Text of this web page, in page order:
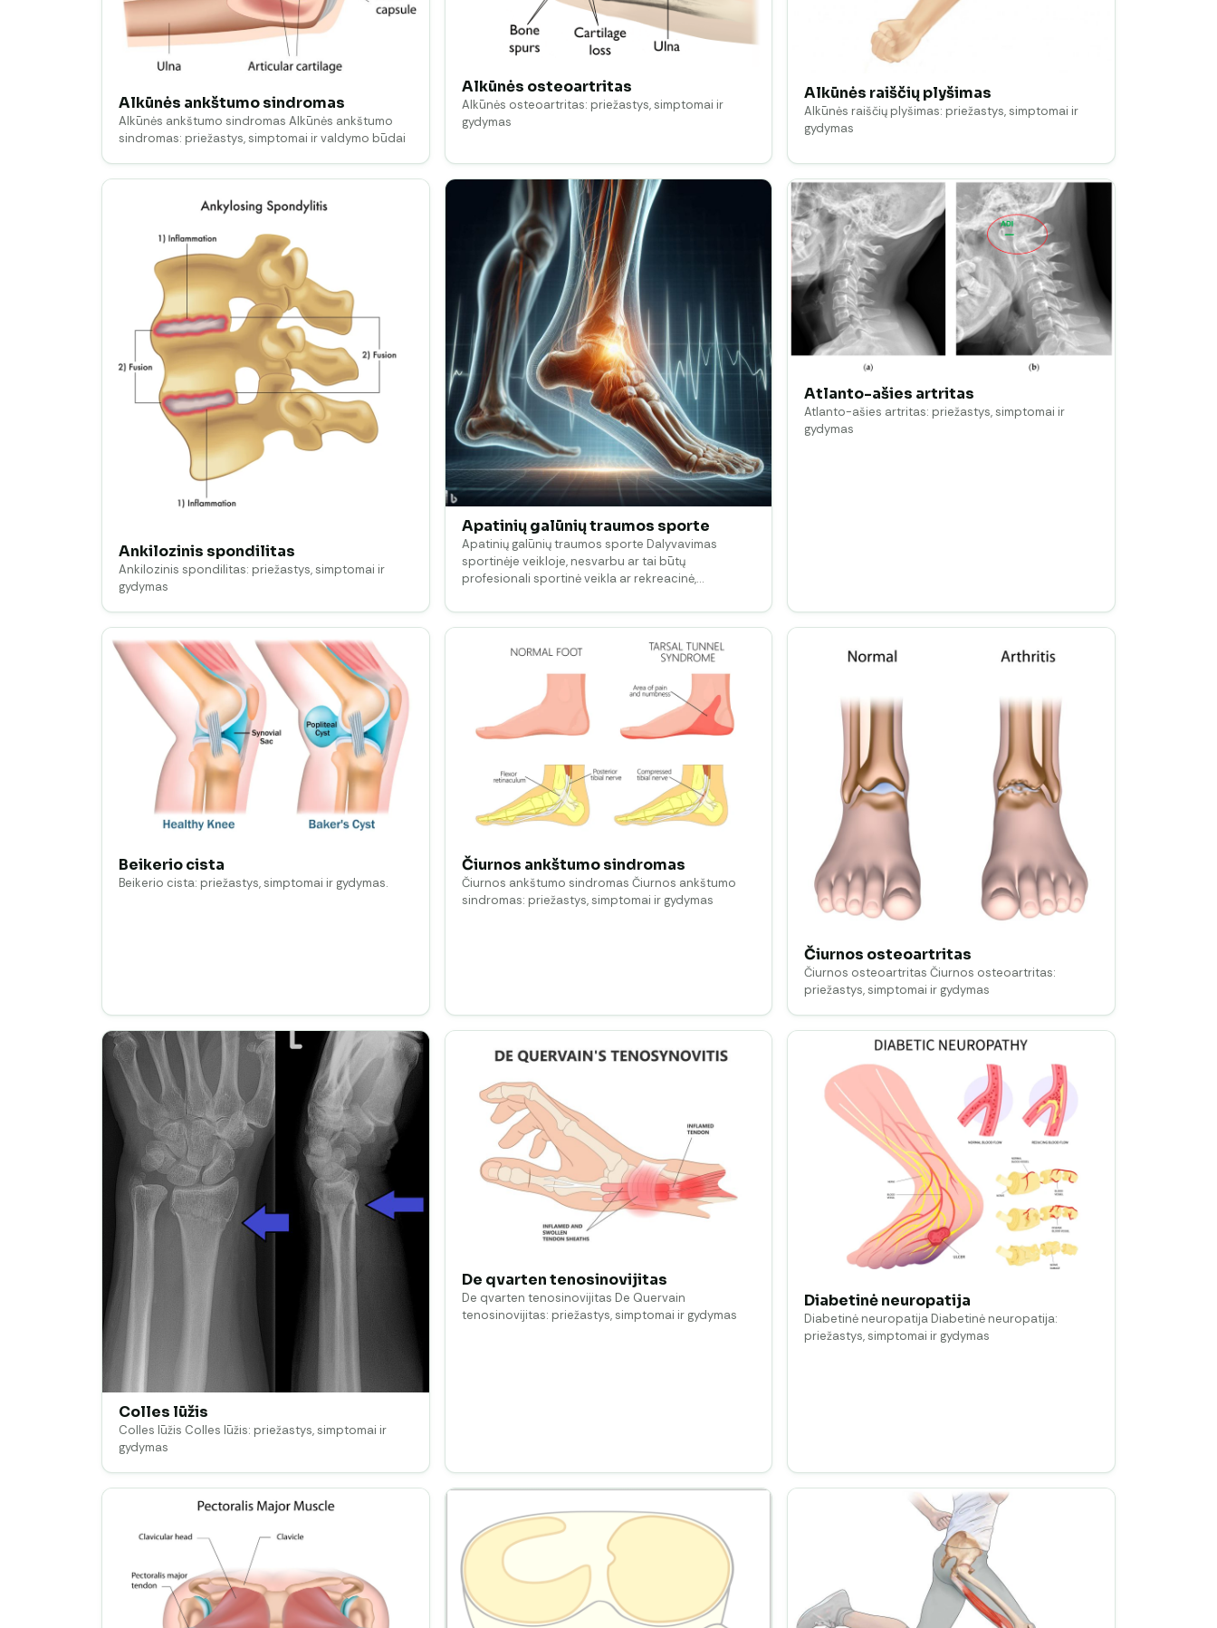
Alkūnės ankštumo sindromas
Alkūnės ankštumo sindromas Alkūnės ankštumo
sindromas: priežastys, simptomai ir valdymo būdai
Alkūnės osteoartritas
Alkūnės osteoartritas: priežastys, simptomai ir
gydymas
Alkūnės raiščių plyšimas
Alkūnės raiščių plyšimas: priežastys, simptomai ir
gydymas
Ankilozinis spondilitas
Ankilozinis spondilitas: priežastys, simptomai ir
gydymas
Apatinių galūnių traumos sporte
Apatinių galūnių traumos sporte Dalyvavimas
sportinėje veikloje, nesvarbu ar tai būtų
profesionali sportinė veikla ar rekreacinė,…
Atlanto-ašies artritas
Atlanto-ašies artritas: priežastys, simptomai ir
gydymas
Beikerio cista
Beikerio cista: priežastys, simptomai ir gydymas.
Čiurnos ankštumo sindromas
Čiurnos ankštumo sindromas Čiurnos ankštumo
sindromas: priežastys, simptomai ir gydymas
Čiurnos osteoartritas
Čiurnos osteoartritas Čiurnos osteoartritas:
priežastys, simptomai ir gydymas
Colles lūžis
Colles lūžis Colles lūžis: priežastys, simptomai ir
gydymas
De qvarten tenosinovijitas
De qvarten tenosinovijitas De Quervain
tenosinovijitas: priežastys, simptomai ir gydymas
Diabetinė neuropatija
Diabetinė neuropatija Diabetinė neuropatija:
priežastys, simptomai ir gydymas